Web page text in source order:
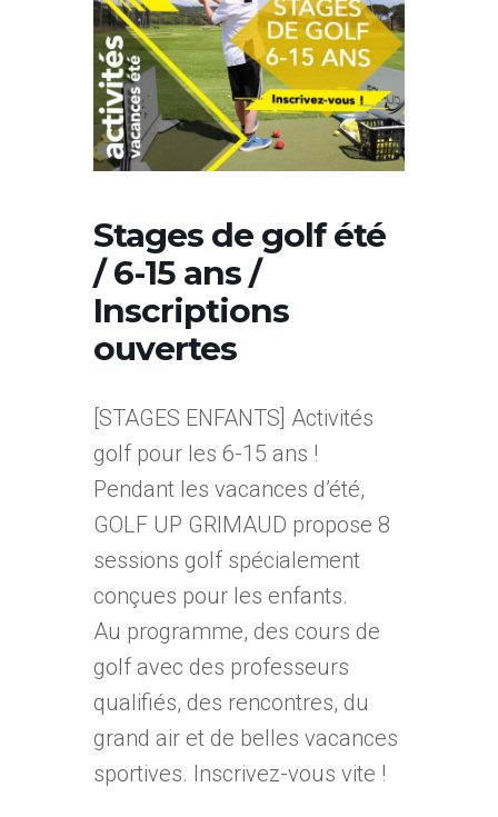
Stages de golf été
/ 6-15 ans /
Inscriptions
ouvertes
[STAGES ENFANTS] Activités
golf pour les 6-15 ans !
Pendant les vacances d’été,
GOLF UP GRIMAUD propose 8
sessions golf spécialement
conçues pour les enfants.
Au programme, des cours de
golf avec des professeurs
qualifiés, des rencontres, du
grand air et de belles vacances
sportives. Inscrivez-vous vite !